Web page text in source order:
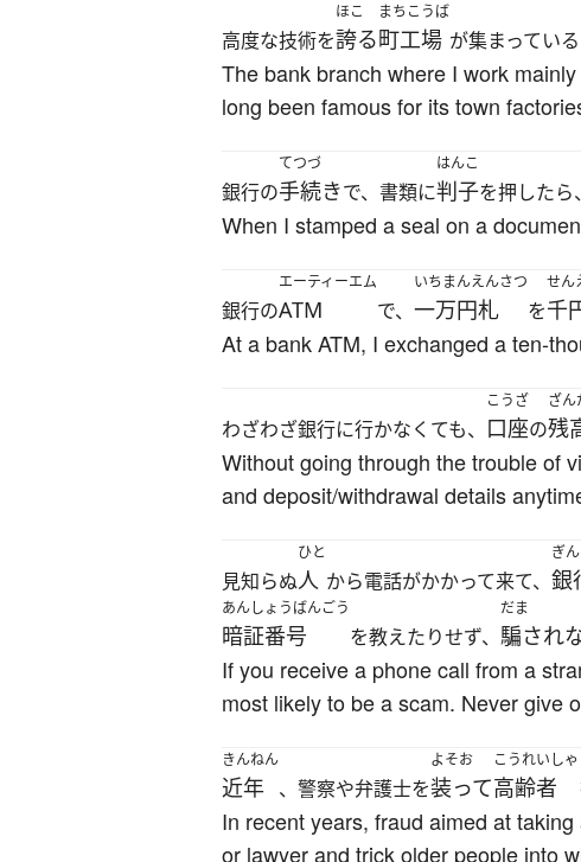
高度な技術を
ほこ
誇る
まちこうば
町工場 が集まってい
The bank branch where I work
long been famous for its town
銀行の
てつづ
手続きで、書類に
はんこ
判子を押したら、
When I stamped a seal on a
銀行の
エーティーエム
ATM で、
いちまんえんさつ
一万円札 を
せん
千
At a bank ATM, I exchanged a ten-
わざわざ銀行に行かなくても、
こうざ
口座の
ざん
残
Without going through the trouble of
and deposit/withdrawal details
見知らぬ
ひと
人 から電話がかかって来て、
ぎ
銀
あんしょうばんごう
暗証番号 を教えたりせず、
だま
騙され
If you receive a phone call from a
most likely to be a scam. Never give
きんねん
近年 、警察や弁護士を
よそお
装って
こうれいしゃ
高齢者
In recent years, fraud aimed at
or lawyer and trick older people into